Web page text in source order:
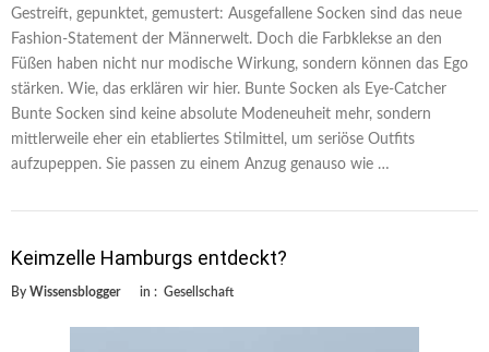
Gestreift, gepunktet, gemustert: Ausgefallene Socken sind das neue
Fashion-Statement der Männerwelt. Doch die Farbklekse an den
Füßen haben nicht nur modische Wirkung, sondern können das Ego
stärken. Wie, das erklären wir hier. Bunte Socken als Eye-Catcher
Bunte Socken sind keine absolute Modeneuheit mehr, sondern
mittlerweile eher ein etabliertes Stilmittel, um seriöse Outfits
aufzupeppen. Sie passen zu einem Anzug genauso wie …
Keimzelle Hamburgs entdeckt?
By Wissensblogger in : Gesellschaft